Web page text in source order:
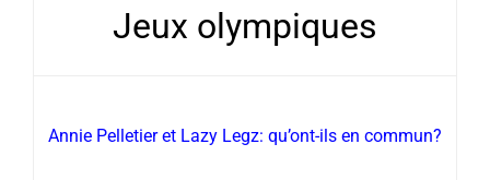
Jeux olympiques
Annie Pelletier et Lazy Legz: qu’ont-ils en commun?